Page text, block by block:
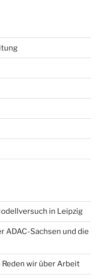
in Leipzig
ADAC-Sachsen und die
wir über Arbeit